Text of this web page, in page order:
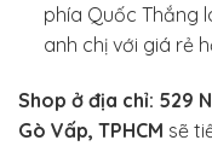
phía Quốc Thắng
anh chị với giá rẻ
Shop ở địa chỉ: 529
Gò Vấp, TPHCM sẽ